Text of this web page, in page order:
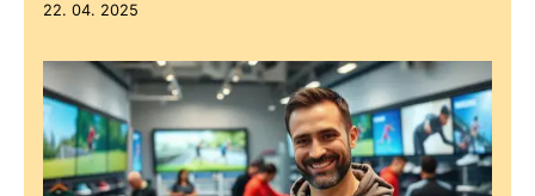
22. 04. 2025